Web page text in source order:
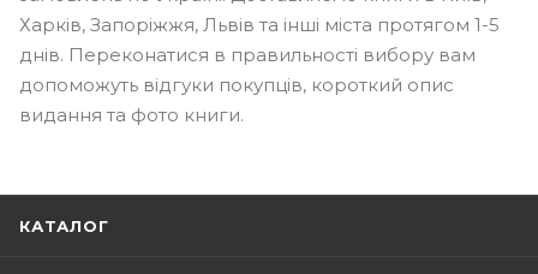
Харків, Запоріжжя, Львів та інші міста протягом 1-5
днів. Переконатися в правильності вибору вам
допоможуть відгуки покупців, короткий опис
видання та фото книги.
КАТАЛОГ